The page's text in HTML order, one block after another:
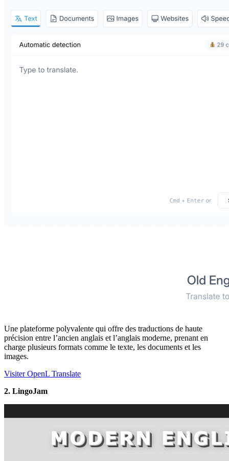
Une plateforme polyvalente qui offre des traductions de haute
précision entre l’ancien anglais et l’anglais moderne, prenant en
charge plusieurs formats comme le texte, les documents et les
images.
Visiter OpenL Translate
2. LingoJam